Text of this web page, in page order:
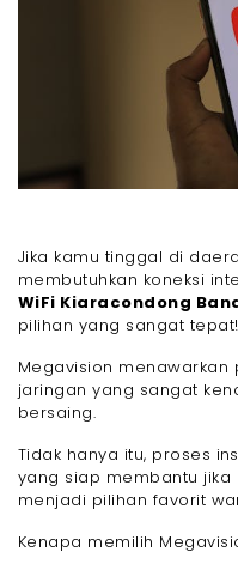
Jika kamu tinggal di
membutuhkan koneksi
WiFi Kiaracondong
pilihan yang sangat tepat!
Megavision menawarkan
jaringan yang sangat
bersaing.
Tidak hanya itu, proses
yang siap membantu
menjadi pilihan favorit
Kenapa memilih